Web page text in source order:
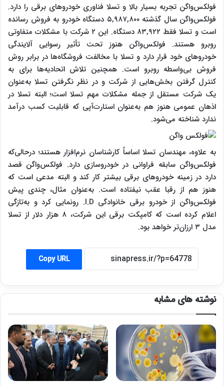
فولکس‌واگن تجربه بسیار بالا و تسلا فناوری خودروهای برقی را دارد.
فولکس‌واگن سال گذشته ۵,۹۸۷,۸۰۰ دستگاه خودرو به فروش رسانده
است و تسلا فقط ۸۳,۹۲۲ دستگاه. این ۲ شرکت با مشکلات متفاوتی
روبرو هستند. فولکس‌واگن هنوز تحت تأثیر رسوایی آلایندگی
خودروهای خود قرار دارد و تسلا با مخالفت فروشگاه‌ها در برابر روش
فروش بی‌واسطه روبرو است. همچنین تلاش اتحادیه‌ها برای به
کنترل گرفتن بخش‌هایی از شرکت و در نظر نگرفتن تسلا به‌عنوان
یک شرکت مستقل از جمله مشکلات مهم تسلا است؛ البته تسلا در
اذهان عمومی هنوز هم به‌عنوان استارت‌آپی که قابلیت کسب درآمد
ندارد شناخته می‌شود.
به علاوه، مهندسان تسلا اساساً کارشناسان نرم‌افزار هستند؛ درحالی‌که
فولکس‌واگن سابقه فراوانی در خودروسازی دارد. فولکس‌واگن قصد
دارد در زمینه خودروهای برقی بیشتر کار کند و البته مدعی است که
هنوز هم از رقبا عقب نیفتاده است. به‌عنوان مثال، چندی پیش
فولکس‌واگن از
خودرو برقی خانوادگی I.D. رونمایی کرد و به‌تازگی
اعلام کرده است که کامپکت برقی این شرکت، ۸ هزار دلار از تسلا
مدل ۳ ارزان‌تر خواهد بود.
Copy URL
نوشته های مشابه